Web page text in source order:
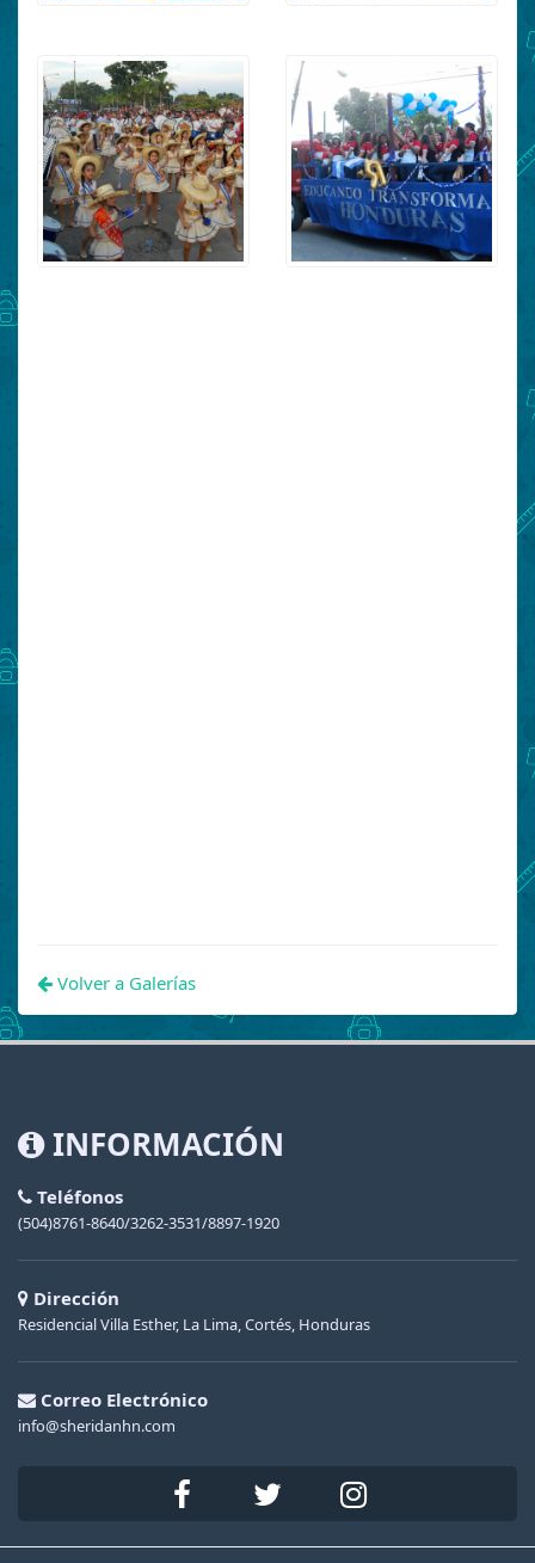
Volver a Galerías
INFORMACIÓN
Teléfonos
(504)8761-8640/3262-3531/8897-1920
Dirección
Residencial Villa Esther, La Lima, Cortés, Honduras
Correo Electrónico
info@sheridanhn.com